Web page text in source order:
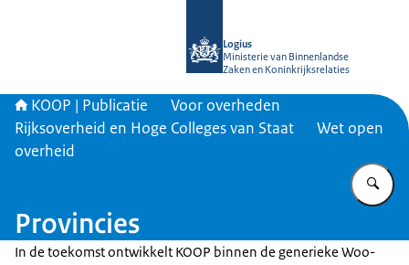
Logius
Ministerie van Binnenlandse
Zaken en Koninkrijksrelaties
KOOP | Publicatie
Voor overheden
Rijksoverheid en Hoge Colleges van Staat
Wet open
overheid
Provincies
In de toekomst ontwikkelt KOOP binnen de generieke Woo-